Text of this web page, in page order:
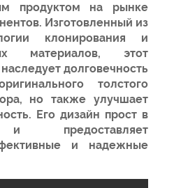
продуктом на рынке
Изготовленный из
клонирования и
материалов, этот
долговечность
толстого
но также улучшает
Его дизайн прост в
и предоставляет
и надежные